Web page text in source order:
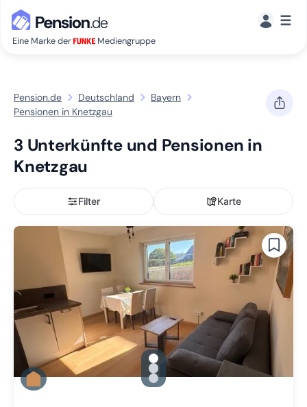
Eine Marke der Mediengruppe
☰
Pension.de Deutschland
Bayern
Pensionen in Knetzgau
3 Unterkünfte und Pensionen in
Knetzgau
Filter Karte
gallery.slide_selector
Zu Slide 1 wechseln
Zu Slide 2 wechseln
Zu Slide 3 wechseln